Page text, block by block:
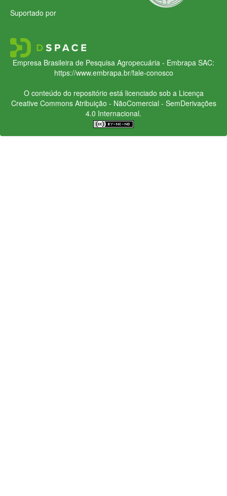
Suportado por
Empresa Brasileira de Pesquisa Agropecuária - Embrapa SAC:
https://www.embrapa.br/fale-conosco
O conteúdo do repositório está licenciado sob a Licença
Creative CommonsAtribuição - NãoComercial - SemDerivações
4.0 Internacional.